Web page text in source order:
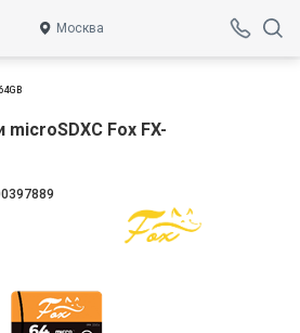
Москва
microSDXC Fox FX-